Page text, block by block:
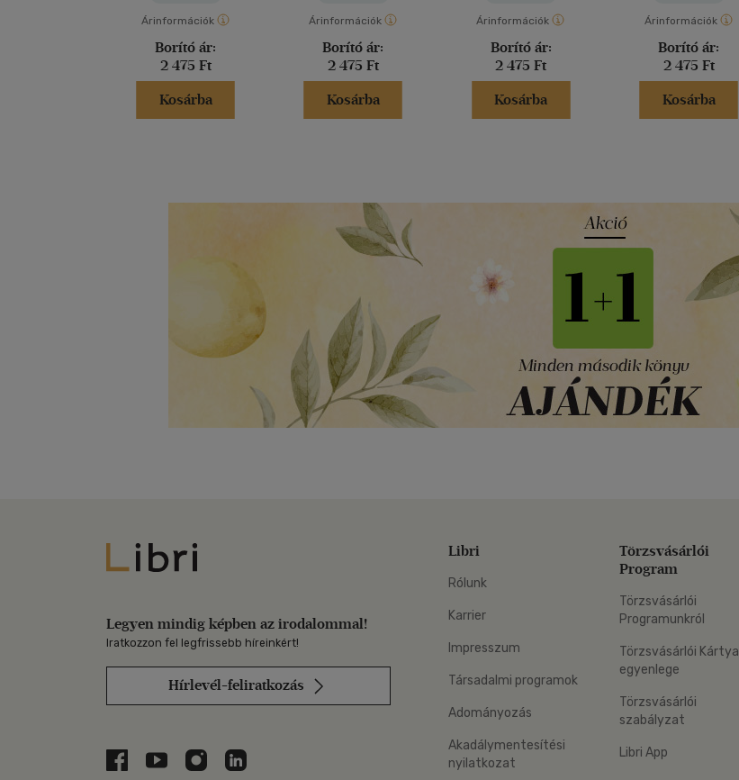
Árinformációk
Borító ár:
2 475 Ft
Kosárba
Árinformációk
Borító ár:
2 475 Ft
Kosárba
Árinformációk
Borító ár:
2 475 Ft
Kosárba
Árinformációk
Borító ár:
2 475 Ft
Kosárba
Libri
Legyen mindig képben az irodalommal!
Iratkozzon fel legfrissebb híreinkért!
Hírlevél-feliratkozás
Libri a Facebookon
Libri a Youtube-on
Libri az Instagramon
Libri a LinkedInen
Libri
Rólunk
Karrier
Impresszum
Társadalmi programok
Adományozás
Akadálymentesítési
nyilatkozat
Törzsvásárlói
Program
Törzsvásárlói
Programunkról
Törzsvásárlói Kártya
egyenlege
Törzsvásárlói
szabályzat
Libri App